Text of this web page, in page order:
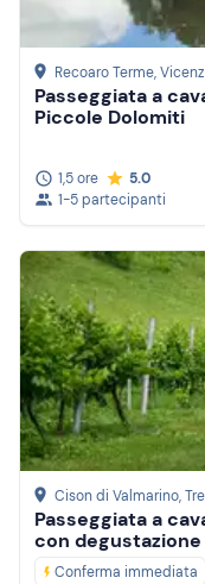
Recoaro Terme,
Passeggiata a
Piccole Dolomiti
1,5 ore
5.0
1-5 partecipanti
Cison di Valmarino,
Passeggiata a
con degustazione
Conferma immediata